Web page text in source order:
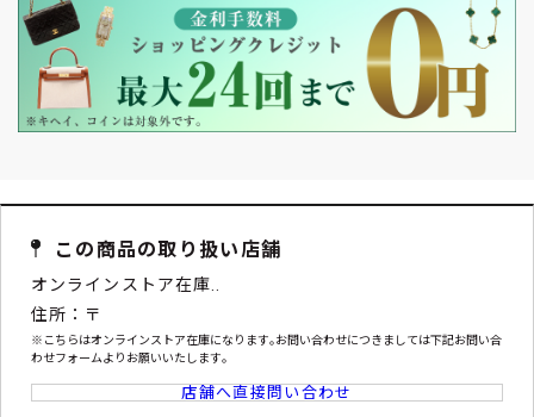
この商品の取り扱い店舗
オンラインストア在庫..
住所：〒
※こちらはオンラインストア在庫になります｡お問い合わせにつきましては下記お問い合
わせフォームよりお願いいたします｡
店舗へ直接問い合わせ